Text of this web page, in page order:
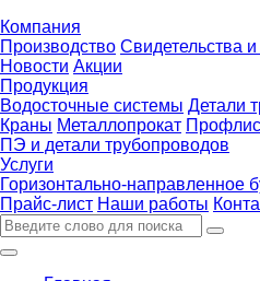
Компания
Производство Свидетельства
Новости Акции
Продукция
Водосточные системы Детали
Краны Металлопрокат
ПЭ и детали трубопроводов
Услуги
Горизонтально-направленное
Прайс-лист Наши работы